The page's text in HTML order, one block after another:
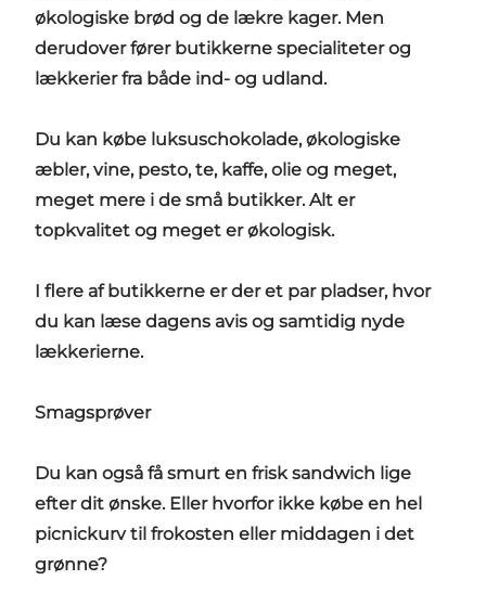
økologiske brød og de lækre kager. Men
derudover fører butikkerne specialiteter og
lækkerier fra både ind- og udland.
Du kan købe luksuschokolade, økologiske
æbler, vine, pesto, te, kaffe, olie og meget,
meget mere i de små butikker. Alt er
topkvalitet og meget er økologisk.
I flere af butikkerne er der et par pladser, hvor
du kan læse dagens avis og samtidig nyde
lækkerierne.
Smagsprøver
Du kan også få smurt en frisk sandwich lige
efter dit ønske. Eller hvorfor ikke købe en hel
picnickurv til frokosten eller middagen i det
grønne?